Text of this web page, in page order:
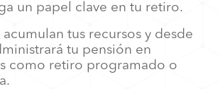
un papel clave en tu retiro.
acumulan tus recursos y desde
tu pensión en
como retiro programado o